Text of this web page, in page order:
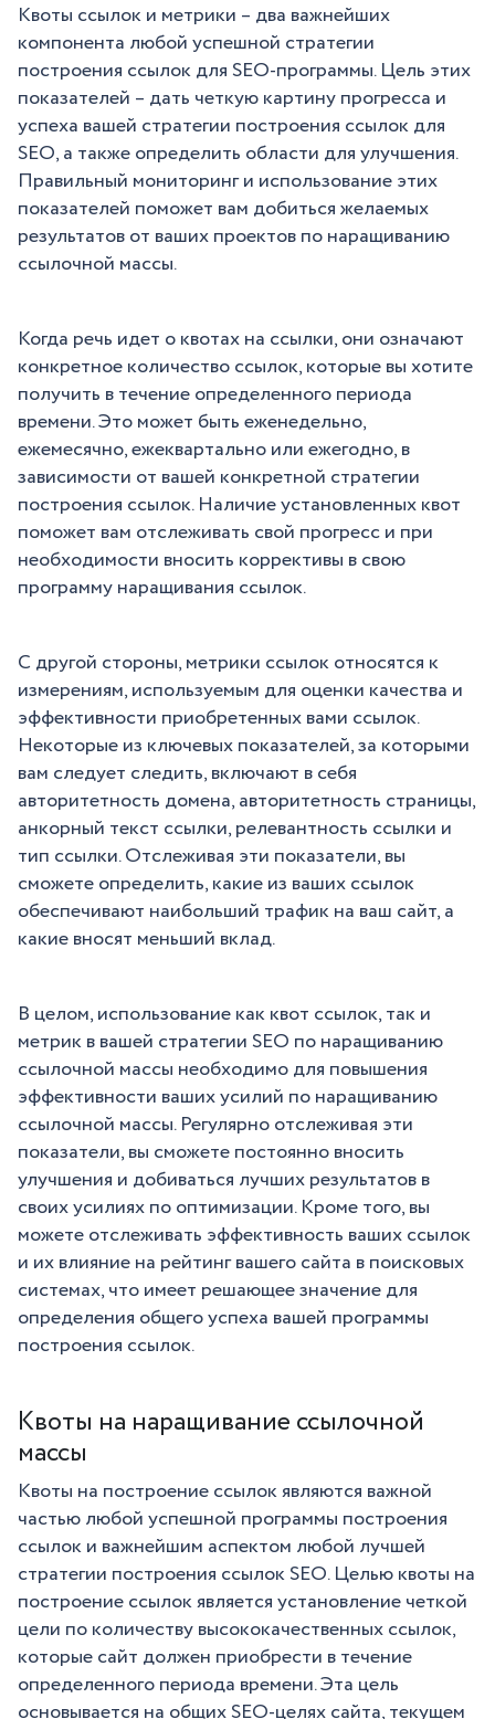
Квоты ссылок и метрики – два важнейших
компонента любой успешной стратегии
построения ссылок для SEO-программы. Цель этих
показателей – дать четкую картину прогресса и
успеха вашей стратегии построения ссылок для
SEO, а также определить области для улучшения.
Правильный мониторинг и использование этих
показателей поможет вам добиться желаемых
результатов от ваших проектов по наращиванию
ссылочной массы.
Когда речь идет о квотах на ссылки, они означают
конкретное количество ссылок, которые вы хотите
получить в течение определенного периода
времени. Это может быть еженедельно,
ежемесячно, ежеквартально или ежегодно, в
зависимости от вашей конкретной стратегии
построения ссылок. Наличие установленных квот
поможет вам отслеживать свой прогресс и при
необходимости вносить коррективы в свою
программу наращивания ссылок.
С другой стороны, метрики ссылок относятся к
измерениям, используемым для оценки качества и
эффективности приобретенных вами ссылок.
Некоторые из ключевых показателей, за которыми
вам следует следить, включают в себя
авторитетность домена, авторитетность страницы,
анкорный текст ссылки, релевантность ссылки и
тип ссылки. Отслеживая эти показатели, вы
сможете определить, какие из ваших ссылок
обеспечивают наибольший трафик на ваш сайт, а
какие вносят меньший вклад.
В целом, использование как квот ссылок, так и
метрик в вашей стратегии SEO по наращиванию
ссылочной массы необходимо для повышения
эффективности ваших усилий по наращиванию
ссылочной массы. Регулярно отслеживая эти
показатели, вы сможете постоянно вносить
улучшения и добиваться лучших результатов в
своих усилиях по оптимизации. Кроме того, вы
можете отслеживать эффективность ваших ссылок
и их влияние на рейтинг вашего сайта в поисковых
системах, что имеет решающее значение для
определения общего успеха вашей программы
построения ссылок.
Квоты на наращивание ссылочной
массы
Квоты на построение ссылок являются важной
частью любой успешной программы построения
ссылок и важнейшим аспектом любой лучшей
стратегии построения ссылок SEO. Целью квоты на
построение ссылок является установление четкой
цели по количеству высококачественных ссылок,
которые сайт должен приобрести в течение
определенного периода времени. Эта цель
основывается на общих SEO-целях сайта, текущем